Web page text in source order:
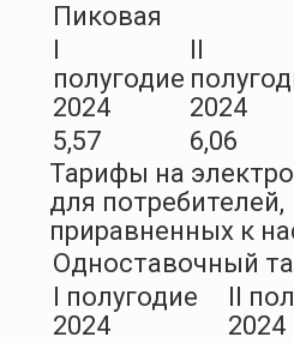
Пиковая
полугодие
2024
2024
5,57
6,06
Тарифы на
для потребителей,
приравненных к
Одноставочный
I полугодие
2024
II
2024